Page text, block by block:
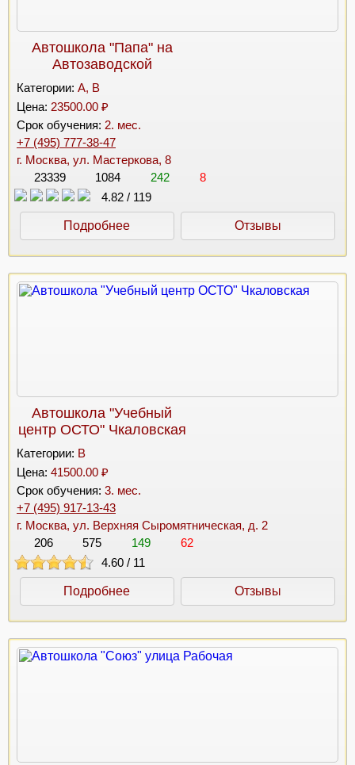
Автошкола "Папа" на
Автозаводской
Категории: A, B
Цена: 23500.00 ₽
Срок обучения: 2. мес.
+7 (495) 777-38-47
г. Москва, ул. Мастеркова, 8
23339
1084 242
8
4.82 / 119
Подробнее Отзывы
Автошкола "Учебный
центр ОСТО" Чкаловская
Категории: B
Цена: 41500.00 ₽
Срок обучения: 3. мес.
+7 (495) 917-13-43
г. Москва, ул. Верхняя Сыромятническая, д. 2
206
575 149
62
4.60 / 11
Подробнее Отзывы